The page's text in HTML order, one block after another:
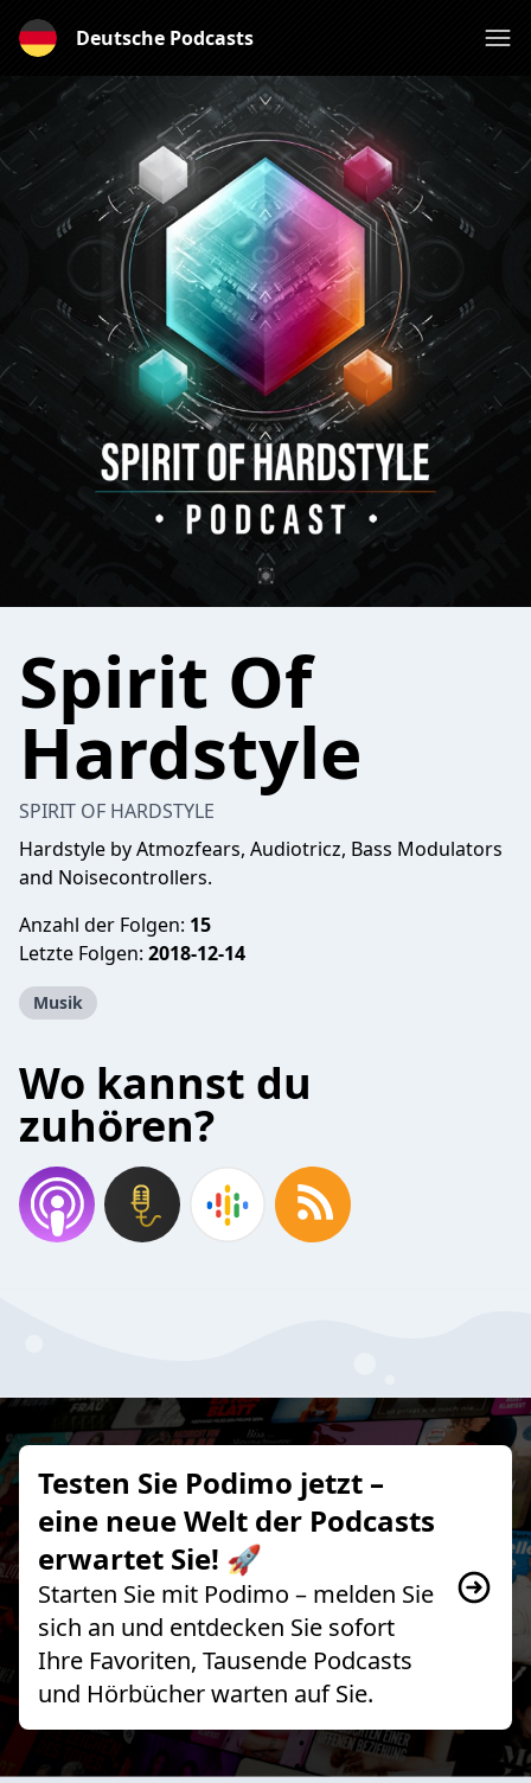
Deutsche Podcasts
Spirit Of
Hardstyle
SPIRIT OF HARDSTYLE
Hardstyle by Atmozfears, Audiotricz, Bass Modulators
and Noisecontrollers.
Anzahl der Folgen: 15
Letzte Folgen: 2018-12-14
Musik
Wo kannst du
zuhören?
Testen Sie Podimo jetzt –
eine neue Welt der Podcasts
erwartet Sie! 🚀
Starten Sie mit Podimo – melden Sie
sich an und entdecken Sie sofort
Ihre Favoriten, Tausende Podcasts
und Hörbücher warten auf Sie.